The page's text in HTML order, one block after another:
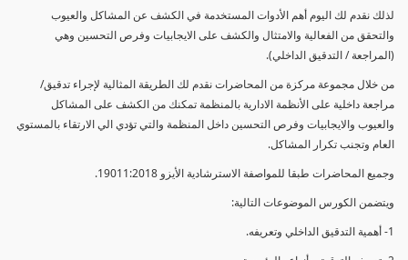
لذلك نقدم لك اليوم أهم الأدوات المستخدمة في الكشف عن المشاكل والعيوب
والتحقق من الفعالية والامتثال والكشف على الايجابيات وفرص التحسين وهي
(المراجعة / التدقيق الداخلي).
من خلال مجموعة مركزة من المحاضرات نقدم لك الطريقة المثالية لإجراء تدقيق/
مراجعة داخلية على الأنظمة الادارية بالمنظمة تمكنك من الكشف على المشاكل
والعيوب والايجابيات وفرص التحسين داخل المنظمة والتي تؤدي الي الارتقاء بالمستوي
العام وتجنب تكرار المشاكل.
وجميع المحاضرات طبقا للمواصفة الاسترشادية الأيزو 19011:2018.
ويتضمن الكورس الموضوعات التالية:
1- أهمية التدقيق الداخلي وتعريفه.